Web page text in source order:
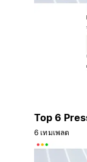
Top 6
6 เทมเพลต